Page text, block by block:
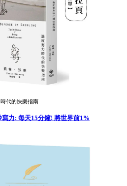
代的快樂指南
力: 每天15分鐘! 將世界前1%